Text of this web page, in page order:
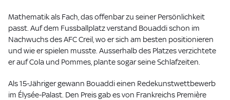
Mathematik als Fach, das offenbar zu seiner Persönlichkeit
passt. Auf dem Fussballplatz verstand Bouaddi schon im
Nachwuchs des AFC Creil, wo er sich am besten positionieren
und wie er spielen musste. Ausserhalb des Platzes verzichtete
er auf Cola und Pommes, plante sogar seine Schlafzeiten.
Als 15-Jähriger gewann Bouaddi einen Redekunstwettbewerb
im Élysée-Palast. Den Preis gab es von Frankreichs Première